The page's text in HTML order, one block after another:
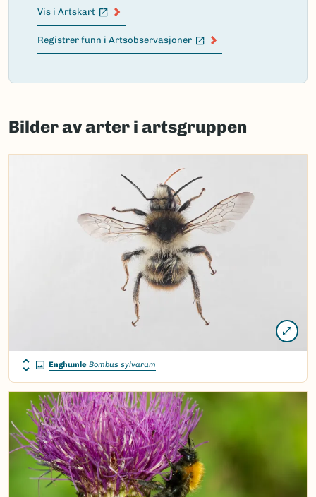
Vis i Artskart
(Ekstern lenke)
Registrer funn i Artsobservasjoner
(Ekstern lenke)
Failed
load
map.
Bilder av arter i artsgruppen
Enghumle Bombus sylvarum